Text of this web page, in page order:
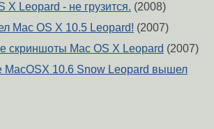
X Leopard - не грузится. (2008)
Mac OS X 10.5 Leopard! (2007)
скриншоты Mac OS X Leopard (2007)
MacOSX 10.6 Snow Leopard вышел